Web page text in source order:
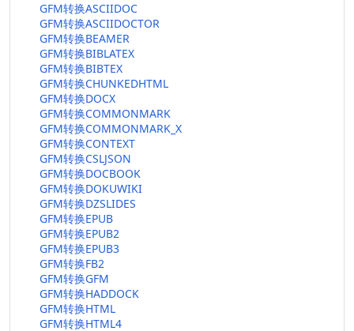
GFM转换ASCIIDOC
GFM转换ASCIIDOCTOR
GFM转换BEAMER
GFM转换BIBLATEX
GFM转换BIBTEX
GFM转换CHUNKEDHTML
GFM转换DOCX
GFM转换COMMONMARK
GFM转换COMMONMARK_X
GFM转换CONTEXT
GFM转换CSLJSON
GFM转换DOCBOOK
GFM转换DOKUWIKI
GFM转换DZSLIDES
GFM转换EPUB
GFM转换EPUB2
GFM转换EPUB3
GFM转换FB2
GFM转换GFM
GFM转换HADDOCK
GFM转换HTML
GFM转换HTML4